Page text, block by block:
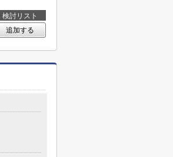
検討リスト
追加する